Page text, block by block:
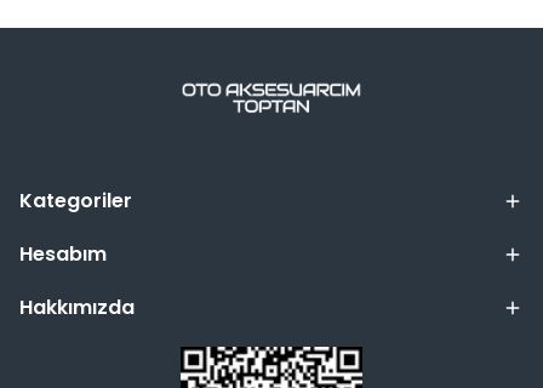
Kategoriler
Hesabım
Hakkımızda